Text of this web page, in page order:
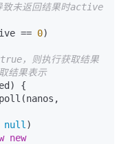
未返回结果时active
== 0)
，则执行获取结果
结果表示
{
null )
new